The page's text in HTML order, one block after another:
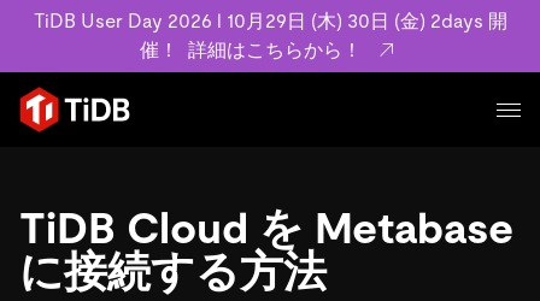
TiDB User Day 2026 l 10月29日 (木) 30日 (金) 2days 開
催！
詳細はこちらから！
MySQL互換の分散データベースで高可
ラビリティを備え大規模データをリアル
ます。
ユースケース
事例記事
TiDB Cloud を Metabase
に接続する方法